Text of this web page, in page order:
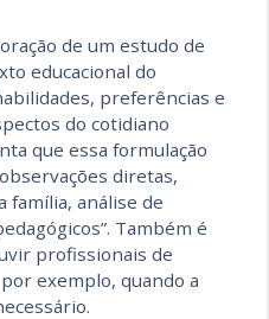
de um estudo de
educacional do
preferências e
do cotidiano
que essa formulação
diretas,
família, análise de
Também é
profissionais de
exemplo, quando a